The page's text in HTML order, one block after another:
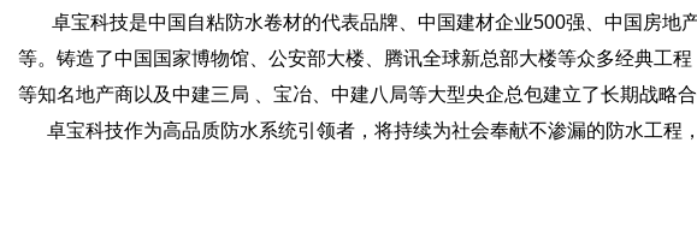
卓宝科技是中国自粘防水卷材的代表品牌、中国建材企业500强、中国房地
等。铸造了中国国家博物馆、公安部大楼、腾讯全球新总部大楼等众多经典工
等知名地产商以及中建三局 、宝冶、中建八局等大型央企总包建立了长期战略合
卓宝科技作为高品质防水系统引领者，将持续为社会奉献不渗漏的防水工程